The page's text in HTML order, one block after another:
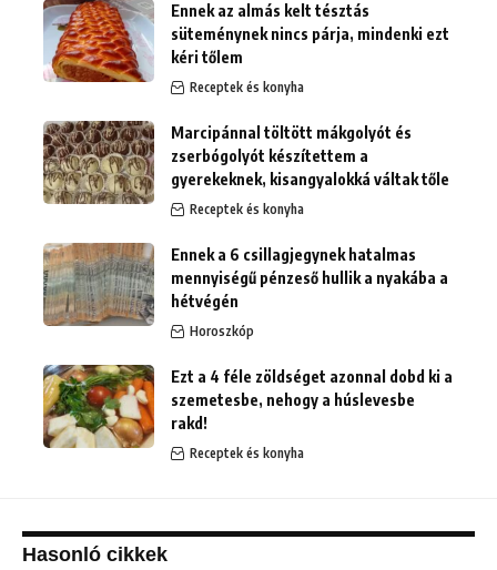
Ennek az almás kelt tésztás
süteménynek nincs párja, mindenki ezt
kéri tőlem
Receptek és konyha
Marcipánnal töltött mákgolyót és
zserbógolyót készítettem a
gyerekeknek, kisangyalokká váltak tőle
Receptek és konyha
Ennek a 6 csillagjegynek hatalmas
mennyiségű pénzeső hullik a nyakába a
hétvégén
Horoszkóp
Ezt a 4 féle zöldséget azonnal dobd ki a
szemetesbe, nehogy a húslevesbe
rakd!
Receptek és konyha
Hasonló cikkek